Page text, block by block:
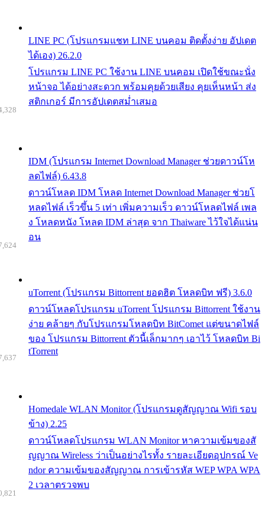
LINE PC (โปรแกรมแชท LINE บนคอม ติดตั้งง่าย อัปเดต
ได้เอง) 26.2.0
โปรแกรม LINE PC ใช้งาน LINE บนคอม เปิดใช้ขณะนั่ง
หน้าจอ ได้อย่างสะดวก พร้อมคุยด้วยเสียง คุยเห็นหน้า ส่ง
สติกเกอร์ มีการอัปเดตสม่ำเสมอ
IDM (โปรแกรม Internet Download Manager ช่วยดาวน์โห
ลดไฟล์) 6.43.8
ดาวน์โหลด IDM โหลด Internet Download Manager ช่วยโ
หลดไฟล์ เร็วขึ้น 5 เท่า เพิ่มความเร็ว ดาวน์โหลดไฟล์ เพล
ง โหลดหนัง โหลด IDM ล่าสุด จาก Thaiware ไว้ใจได้แน่น
อน
uTorrent (โปรแกรม Bittorrent ยอดฮิต โหลดบิท ฟรี) 3.6.0
ดาวน์โหลดโปรแกรม uTorrent โปรแกรม Bittorrent ใช้งาน
ง่าย คล้ายๆ กับโปรแกรมโหลดบิท BitComet แต่ขนาดไฟล์
ของ โปรแกรม Bittorrent ตัวนี้เล็กมากๆ เอาไว้ โหลดบิท Bi
tTorrent
Homedale WLAN Monitor (โปรแกรมดูสัญญาณ Wifi รอบ
ข้าง) 2.25
ดาวน์โหลดโปรแกรม WLAN Monitor หาความเข้มของสั
ญญาณ Wireless ว่าเป็นอย่างไรทั้ง รายละเอียดอุปกรณ์ Ve
ndor ความเข้มของสัญญาณ การเข้ารหัส WEP WPA WPA
2 เวลาตรวจพบ